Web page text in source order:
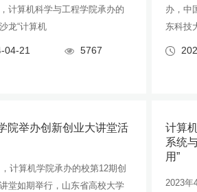
计算机科学与工程学院承办的
龙“计算机
04-21 5767
办，中
东科技
院举办创新创业大讲堂活
计算机学院承办的校第12期创
堂如期举行，山东省高校大学
计算
系统
用”
2023年